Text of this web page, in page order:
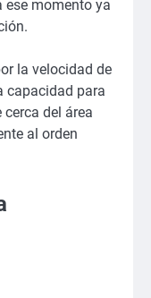
ese momento ya
la velocidad de
capacidad para
del área
al orden